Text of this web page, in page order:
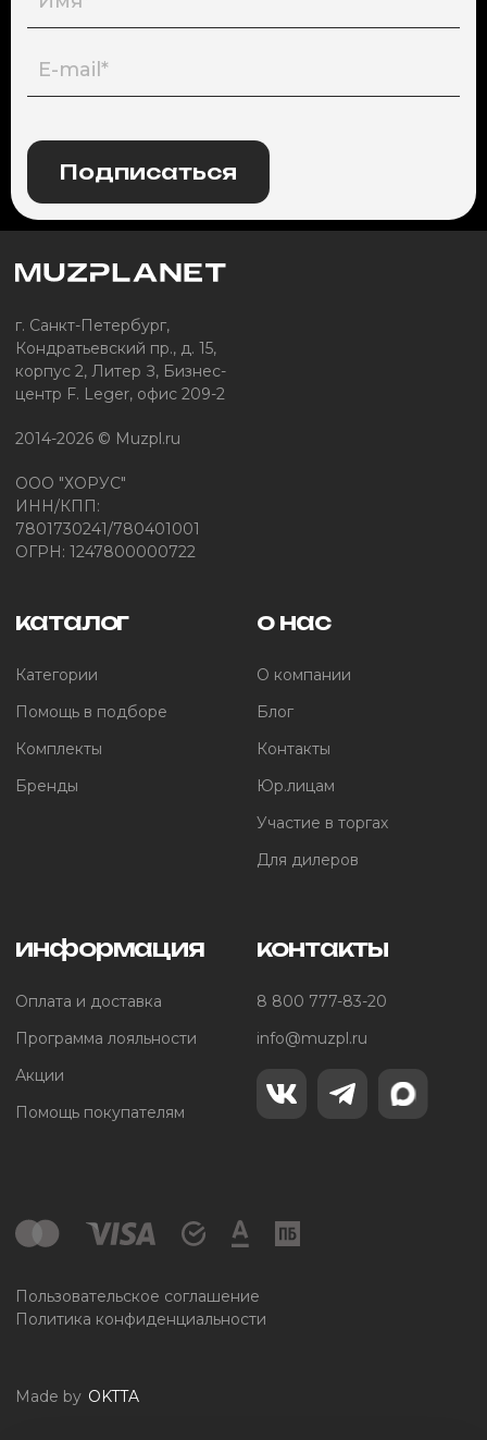
Подписаться
г. Санкт-Петербург,
Кондратьевский пр., д. 15,
корпус 2, Литер З, Бизнес-
центр F. Leger, офис 209-2
2014-2026 © Muzpl.ru
ООО "ХОРУС"
ИНН/КПП:
7801730241/780401001
ОГРН: 1247800000722
каталог
Категории
Помощь в подборе
Комплекты
Бренды
о нас
О компании
Блог
Контакты
Юр.лицам
Участие в торгах
Для дилеров
информация
Оплата и доставка
Программа лояльности
Акции
Помощь покупателям
контакты
8 800 777-83-20
info@muzpl.ru
Пользовательское соглашение
Политика конфиденциальности
Made by OKTTA